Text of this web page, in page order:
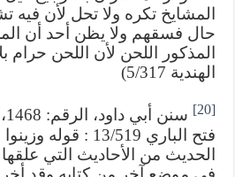
المشايخ تكره ولا تحل لأن فيه
حال فسقهم ولا يظن أحد أن
المذكور اللحن لأن اللحن حرام
الهندية 5/317)
[20]
فتح الباري 13/519 :
الحديث من الأحاديث التي